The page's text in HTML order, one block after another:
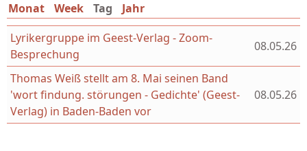
Monat Week Tag (aktiver Reiter)
Jahr
Lyrikergruppe im Geest-Verlag - Zoom-
Besprechung
08.05.26
Thomas Weiß stellt am 8. Mai seinen Band
'wort findung. störungen - Gedichte' (Geest-
Verlag) in Baden-Baden vor
08.05.26